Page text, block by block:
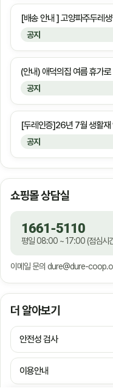
공지
[배송 안내 ] 고양파주두레
공지
(안내) 애덕의집 여름 휴가
공지
[두레인증]26년 7월 생활재
쇼핑몰 상담실
1661-5110
평일 08:00 ~ 17:00 (점심시
이메일 문의 dure@dure-
더 알아보기
안전성 검사
이용안내